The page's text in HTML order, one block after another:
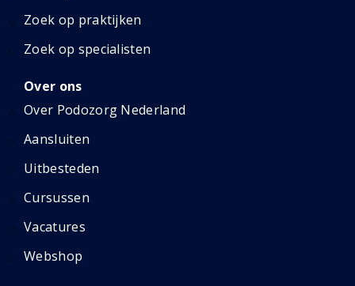
Zoek op praktijken
Zoek op specialisten
Over ons
Over Podozorg Nederland
Aansluiten
Uitbesteden
Cursussen
Vacatures
Webshop